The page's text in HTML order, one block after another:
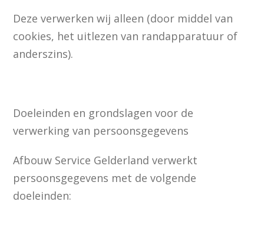
Deze verwerken wij alleen (door middel van
cookies, het uitlezen van randapparatuur of
anderszins).
Doeleinden en grondslagen voor de
verwerking van persoonsgegevens
Afbouw Service Gelderland verwerkt
persoonsgegevens met de volgende
doeleinden: